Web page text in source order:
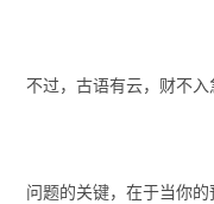
不过，古语有云，财不入
问题的关键，在于当你